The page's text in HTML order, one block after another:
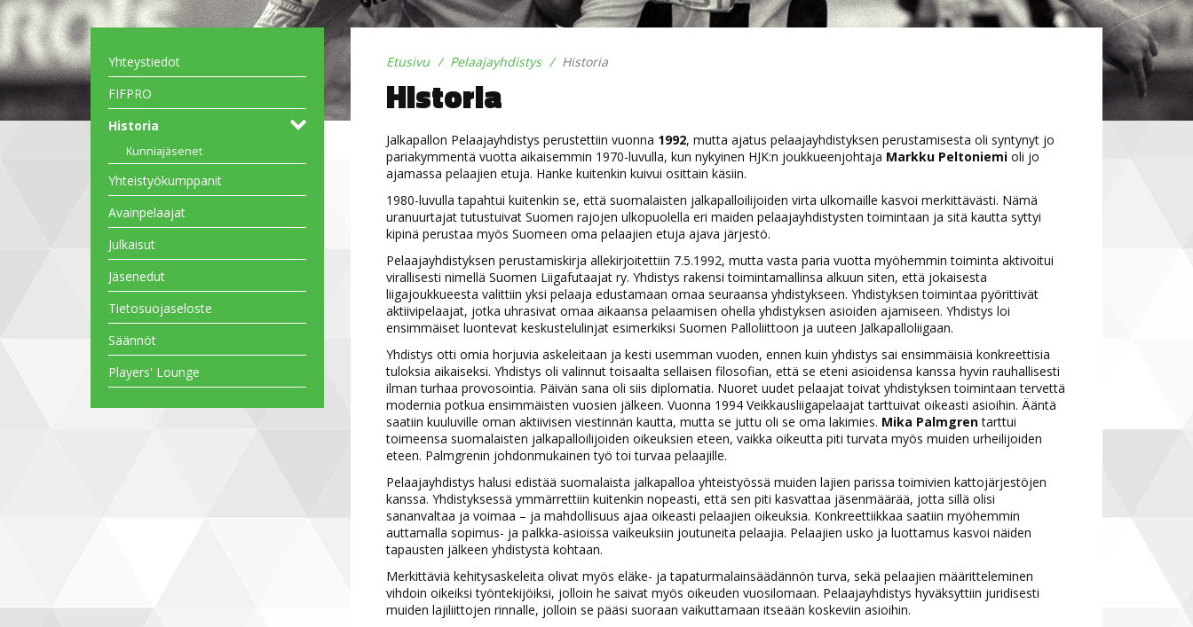
Yhteystiedot
FIFPRO
Historia
Kunniajäsenet
Yhteistyökumppanit
Avainpelaajat
Julkaisut
Jäsenedut
Tietosuojaseloste
Säännöt
Players' Lounge
Etusivu Pelaajayhdistys Historia
Historia
Jalkapallon Pelaajayhdistys perustettiin vuonna 1992, mutta ajatus pelaajayhdistyksen perustamisesta oli syntynyt jo
pariakymmentä vuotta aikaisemmin 1970-luvulla, kun nykyinen HJK:n joukkueenjohtaja Markku Peltoniemi oli jo
ajamassa pelaajien etuja. Hanke kuitenkin kuivui osittain käsiin.
1980-luvulla tapahtui kuitenkin se, että suomalaisten jalkapalloilijoiden virta ulkomaille kasvoi merkittävästi. Nämä
uranuurtajat tutustuivat Suomen rajojen ulkopuolella eri maiden pelaajayhdistysten toimintaan ja sitä kautta syttyi
kipinä perustaa myös Suomeen oma pelaajien etuja ajava järjestö.
Pelaajayhdistyksen perustamiskirja allekirjoitettiin 7.5.1992, mutta vasta paria vuotta myöhemmin toiminta aktivoitui
virallisesti nimellä Suomen Liigafutaajat ry. Yhdistys rakensi toimintamallinsa alkuun siten, että jokaisesta
liigajoukkueesta valittiin yksi pelaaja edustamaan omaa seuraansa yhdistykseen. Yhdistyksen toimintaa pyörittivät
aktiivipelaajat, jotka uhrasivat omaa aikaansa pelaamisen ohella yhdistyksen asioiden ajamiseen. Yhdistys loi
ensimmäiset luontevat keskustelulinjat esimerkiksi Suomen Palloliittoon ja uuteen Jalkapalloliigaan.
Yhdistys otti omia horjuvia askeleitaan ja kesti usemman vuoden, ennen kuin yhdistys sai ensimmäisiä konkreettisia
tuloksia aikaiseksi. Yhdistys oli valinnut toisaalta sellaisen filosofian, että se eteni asioidensa kanssa hyvin rauhallisesti
ilman turhaa provosointia. Päivän sana oli siis diplomatia. Nuoret uudet pelaajat toivat yhdistyksen toimintaan tervettä
modernia potkua ensimmäisten vuosien jälkeen. Vuonna 1994 Veikkausliigapelaajat tarttuivat oikeasti asioihin. Ääntä
saatiin kuuluville oman aktiivisen viestinnän kautta, mutta se juttu oli se oma lakimies. Mika Palmgrentarttui
toimeensa suomalaisten jalkapalloilijoiden oikeuksien eteen, vaikka oikeutta piti turvata myös muiden urheilijoiden
eteen. Palmgrenin johdonmukainen työ toi turvaa pelaajille.
Pelaajayhdistys halusi edistää suomalaista jalkapalloa yhteistyössä muiden lajien parissa toimivien kattojärjestöjen
kanssa. Yhdistyksessä ymmärrettiin kuitenkin nopeasti, että sen piti kasvattaa jäsenmäärää, jotta sillä olisi
sananvaltaa ja voimaa – ja mahdollisuus ajaa oikeasti pelaajien oikeuksia. Konkreettiikkaa saatiin myöhemmin
auttamalla sopimus- ja palkka-asioissa vaikeuksiin joutuneita pelaajia. Pelaajien usko ja luottamus kasvoi näiden
tapausten jälkeen yhdistystä kohtaan.
Merkittäviä kehitysaskeleita olivat myös eläke- ja tapaturmalainsäädännön turva, sekä pelaajien määritteleminen
vihdoin oikeiksi työntekijöiksi, jolloin he saivat myös oikeuden vuosilomaan. Pelaajayhdistys hyväksyttiin juridisesti
muiden lajiliittojen rinnalle, jolloin se pääsi suoraan vaikuttamaan itseään koskeviin asioihin.